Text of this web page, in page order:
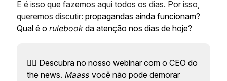
E é isso que fazemos aqui todos os dias. Por isso,
queremos discutir: propagandas ainda funcionam?
Qual é o rulebook da atenção nos dias de hoje?
👉🏼 Descubra no nosso webinar com o CEO do
the news. Maass você não pode demorar